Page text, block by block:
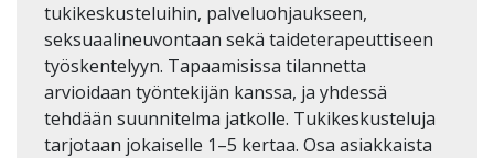
tukikeskusteluihin, palveluohjaukseen,
seksuaalineuvontaan sekä taideterapeuttiseen
työskentelyyn. Tapaamisissa tilannetta
arvioidaan työntekijän kanssa, ja yhdessä
tehdään suunnitelma jatkolle. Tukikeskusteluja
tarjotaan jokaiselle 1–5 kertaa. Osa asiakkaista